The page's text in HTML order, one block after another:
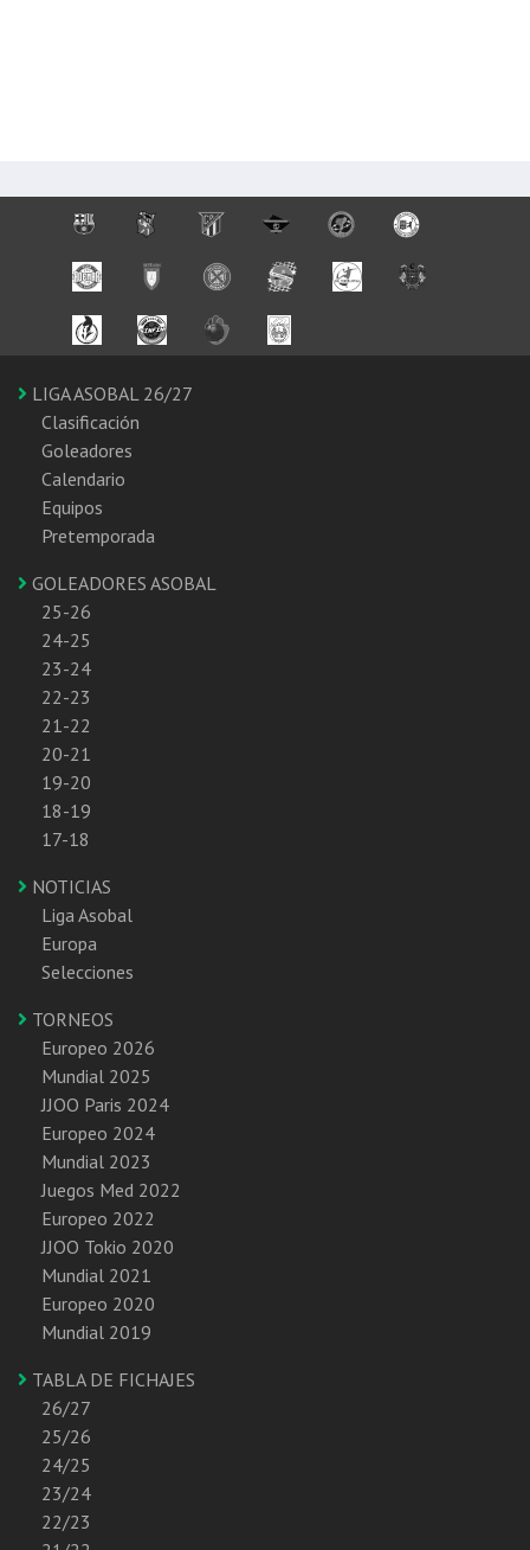
LIGA ASOBAL 26/27
Clasificación
Goleadores
Calendario
Equipos
Pretemporada
GOLEADORES ASOBAL
25-26
24-25
23-24
22-23
21-22
20-21
19-20
18-19
17-18
NOTICIAS
Liga Asobal
Europa
Selecciones
TORNEOS
Europeo 2026
Mundial 2025
JJOO Paris 2024
Europeo 2024
Mundial 2023
Juegos Med 2022
Europeo 2022
JJOO Tokio 2020
Mundial 2021
Europeo 2020
Mundial 2019
TABLA DE FICHAJES
26/27
25/26
24/25
23/24
22/23